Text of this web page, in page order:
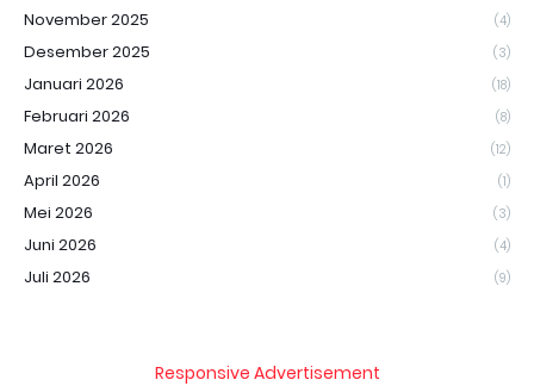
November 2025 (4)
Desember 2025 (3)
Januari 2026 (18)
Februari 2026 (8)
Maret 2026 (12)
April 2026 (1)
Mei 2026 (3)
Juni 2026 (4)
Juli 2026 (9)
Responsive Advertisement